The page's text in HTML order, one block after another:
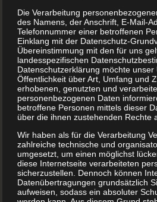
Sichtbar
Die Verarbeitung
des Namens, der Anschrift, E-Mail-
Telefonnummer einer betroffenen
Einklang mit der Datenschutz-
Übereinstimmung mit den für uns
landesspezifischen
Datenschutzerklärung möchte
Öffentlichkeit über Art, Umfang und
erhobenen, genutzten und
personenbezogenen Daten
betroffene Personen mittels dieser
über die ihnen zustehenden Rechte
Wir haben als für die Verarbeitung
zahlreiche technische und
umgesetzt, um einen möglichst
diese Internetseite verarbeiteten
sicherzustellen. Dennoch können
Datenübertragungen grundsätzlich
aufweisen, sodass ein absoluter